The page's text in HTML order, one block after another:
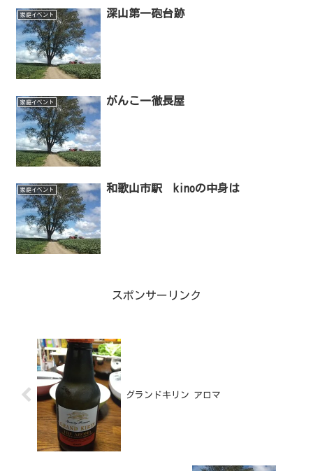
家庭イベント 深山第一砲台跡
家庭イベント がんこ一徹長屋
家庭イベント 和歌山市駅 kinoの中身は
スポンサーリンク
グランドキリン アロマ